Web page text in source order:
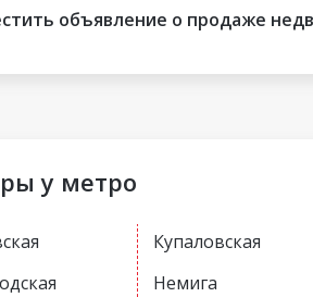
объявление о продаже
у метро
Купаловская
Немига